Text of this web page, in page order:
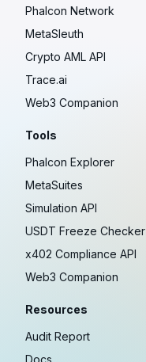
Phalcon Network
MetaSleuth
Crypto AML API
Trace.ai
Web3 Companion
Tools
Phalcon Explorer
MetaSuites
Simulation API
USDT Freeze Checker
x402 Compliance API
Web3 Companion
Resources
Audit Report
Docs